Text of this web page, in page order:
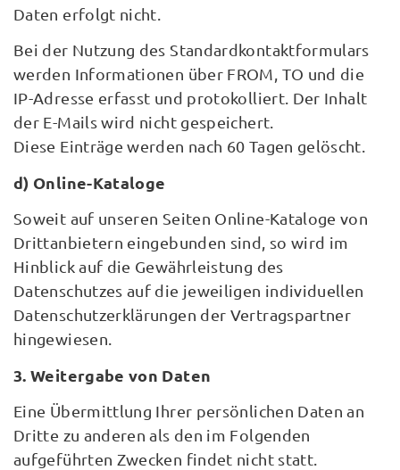
Daten erfolgt nicht.
Bei der Nutzung des Standardkontaktformulars
werden Informationen über FROM, TO und die
IP-Adresse erfasst und protokolliert. Der Inhalt
der E-Mails wird nicht gespeichert.
Diese Einträge werden nach 60 Tagen gelöscht.
d) Online-Kataloge
Soweit auf unseren Seiten Online-Kataloge von
Drittanbietern eingebunden sind, so wird im
Hinblick auf die Gewährleistung des
Datenschutzes auf die jeweiligen individuellen
Datenschutzerklärungen der Vertragspartner
hingewiesen.
3. Weitergabe von Daten
Eine Übermittlung Ihrer persönlichen Daten an
Dritte zu anderen als den im Folgenden
aufgeführten Zwecken findet nicht statt.